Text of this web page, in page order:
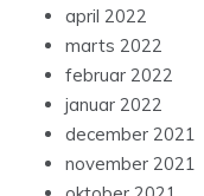
april 2022
marts 2022
februar 2022
januar 2022
december 2021
november 2021